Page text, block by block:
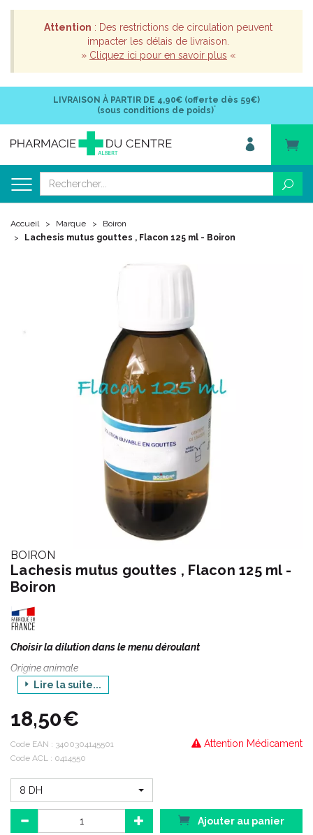
Attention : Des restrictions de circulation peuvent
impacter les délais de livraison.
» Cliquez ici pour en savoir plus «
LIVRAISON À PARTIR DE 4,90€ (offerte dès 59€)
(sous conditions de poids)*
Accueil Marque
Boiron
Lachesis mutus gouttes , Flacon 125 ml - Boiron
BOIRON
Lachesis mutus gouttes , Flacon 125 ml -
Boiron
Choisir la dilution dans le menu déroulant
Origine animale
Lachesis mutus est un médicament homéopathique préparé à
famille des vipéridés.
les femmes à la péri ménopause,
Lire la suite...
18,50€
Attention Médicament
Code EAN : 3400304145501
Code ACL : 0414550
8 DH
Ajouter au panier